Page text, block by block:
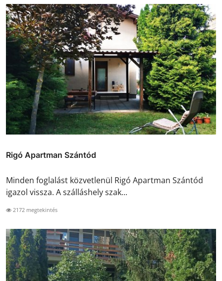
Rigó Apartman Szántód
Minden foglalást közvetlenül Rigó Apartman Szántód
igazol vissza. A szálláshely szak...
2172 megtekintés